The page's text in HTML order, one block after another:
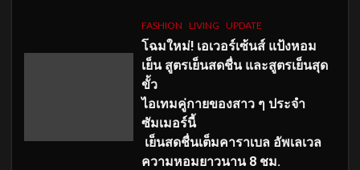
FASHION LIVING UPDATE
โฉมใหม่! เอเวอร์เซ้นส์ แป้งหอม
เย็น สูตรเย็นสดชื่น และสูตรเย็นสุด
ขั้ว
ไอเทมคู่กายของสาว ๆ ประจำ
ซัมเมอร์นี้
เย็นสดชื่นเต็มคาราเบล อัพเลเวล
ความหอมยาวนาน 8 ชม.